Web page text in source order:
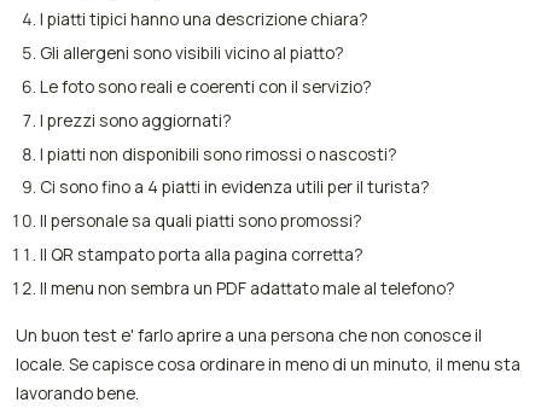
I piatti tipici hanno una descrizione chiara?
Gli allergeni sono visibili vicino al piatto?
Le foto sono reali e coerenti con il servizio?
I prezzi sono aggiornati?
I piatti non disponibili sono rimossi o nascosti?
Ci sono fino a 4 piatti in evidenza utili per il turista?
Il personale sa quali piatti sono promossi?
Il QR stampato porta alla pagina corretta?
Il menu non sembra un PDF adattato male al telefono?
Un buon test e' farlo aprire a una persona che non conosce il
locale. Se capisce cosa ordinare in meno di un minuto, il menu sta
lavorando bene.